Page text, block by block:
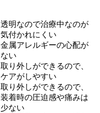
透明なので治療中なのが
気付かれにくい
金属アレルギーの心配が
ない
取り外しができるので、
ケアがしやすい
取り外しができるので、
装着時の圧迫感や痛みは
少ない